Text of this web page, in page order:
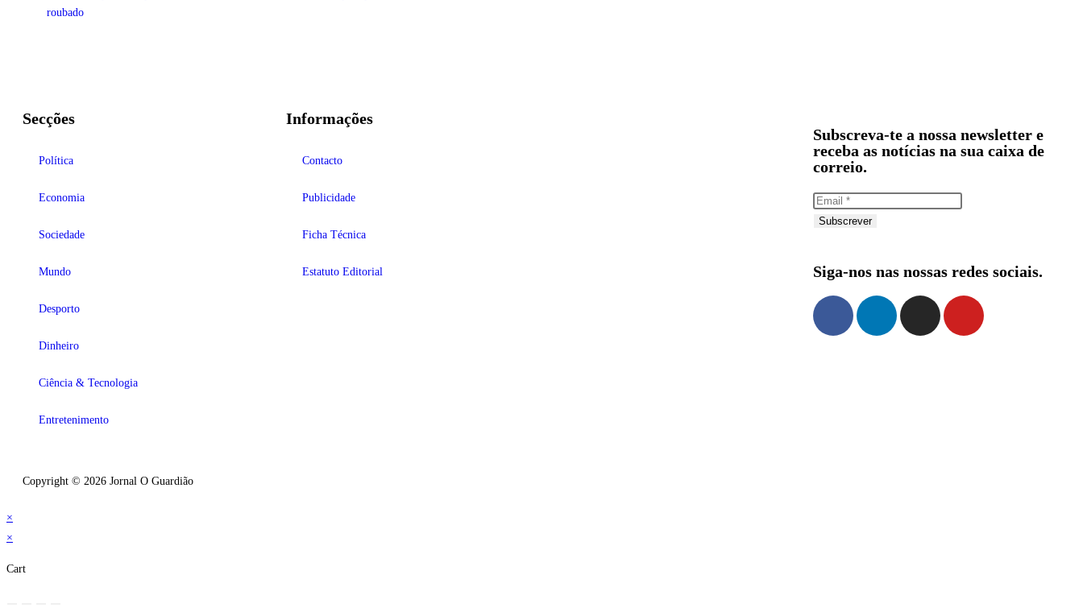
roubado
Secções
Política
Economia
Sociedade
Mundo
Desporto
Dinheiro
Ciência & Tecnologia
Entretenimento
Informações
Contacto
Publicidade
Ficha Técnica
Estatuto Editorial
Subscreva-te a nossa newsletter e
receba as notícias na sua caixa de
correio.
Subscrever
Siga-nos nas nossas redes sociais.
Copyright © 2026 Jornal O Guardião
×
×
Cart